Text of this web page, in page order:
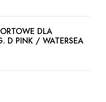
DLA
D PINK / WATERSEA